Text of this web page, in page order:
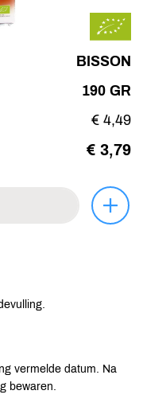
BISSON
190 GR
€ 4,49
€ 3,79
vermelde datum. Na
bewaren.